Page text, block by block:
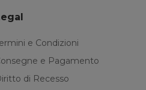
e Condizioni
e Pagamento
di Recesso